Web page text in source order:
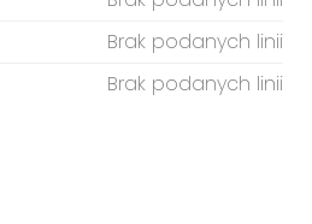
Brak podanych linii
Brak podanych linii